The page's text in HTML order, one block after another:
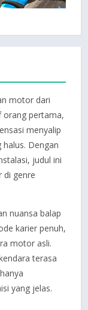
motor dari
orang pertama,
menyalip
Dengan
judul ini
di genre
nuansa balap
karier penuh,
motor asli.
terasa
yang jelas.